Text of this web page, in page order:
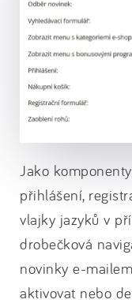
Jako
přihlášení,
vlajky jazyků v
drobečková
novinky e-
aktivovat nebo